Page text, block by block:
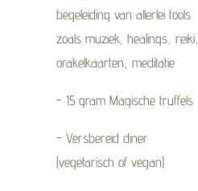
begeleiding van allerlei tools
zoals muziek, healings, reiki,
orakelkaarten, meditatie
- 15 gram Magische truffels
- Versbereid diner
(vegetarisch of vegan)